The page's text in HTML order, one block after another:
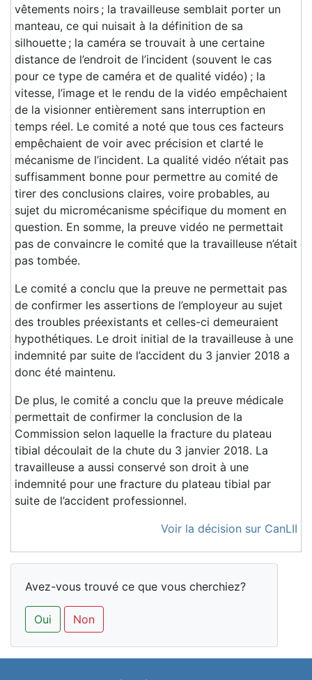
vêtements noirs ; la travailleuse semblait porter un
manteau, ce qui nuisait à la définition de sa
silhouette ; la caméra se trouvait à une certaine
distance de l’endroit de l’incident (souvent le cas
pour ce type de caméra et de qualité vidéo) ; la
vitesse, l’image et le rendu de la vidéo empêchaient
de la visionner entièrement sans interruption en
temps réel. Le comité a noté que tous ces facteurs
empêchaient de voir avec précision et clarté le
mécanisme de l’incident. La qualité vidéo n’était pas
suffisamment bonne pour permettre au comité de
tirer des conclusions claires, voire probables, au
sujet du micromécanisme spécifique du moment en
question. En somme, la preuve vidéo ne permettait
pas de convaincre le comité que la travailleuse n’était
pas tombée.
Le comité a conclu que la preuve ne permettait pas
de confirmer les assertions de l’employeur au sujet
des troubles préexistants et celles-ci demeuraient
hypothétiques. Le droit initial de la travailleuse à une
indemnité par suite de l’accident du 3 janvier 2018 a
donc été maintenu.
De plus, le comité a conclu que la preuve médicale
permettait de confirmer la conclusion de la
Commission selon laquelle la fracture du plateau
tibial découlait de la chute du 3 janvier 2018. La
travailleuse a aussi conservé son droit à une
indemnité pour une fracture du plateau tibial par
suite de l’accident professionnel.
Voir la décision sur CanLII
Avez-vous trouvé ce que vous cherchiez?
Oui Non